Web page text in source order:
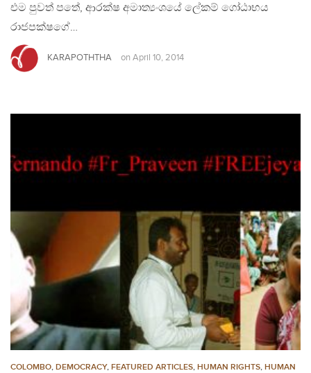
එම පුවත් පතේ, ආරක්ෂ අමාත්‍යංශයේ ලේකම් ගෝඨාභය
රාජපක්ෂගේ…
KARAPOTHTHA on April 10, 2014
COLOMBO, DEMOCRACY, FEATURED ARTICLES, HUMAN RIGHTS, HUMAN